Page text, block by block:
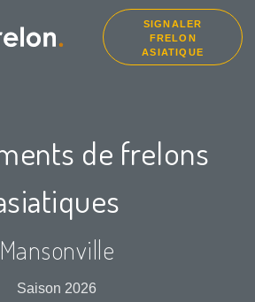
SIGNALER
FRELON
ASIATIQUE
de frelons
Mansonville
Saison 2026